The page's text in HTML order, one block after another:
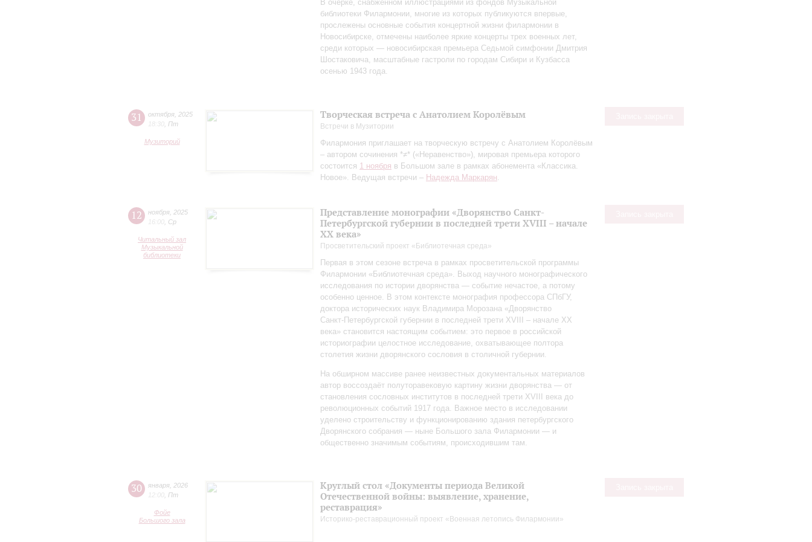
В очерке, снабженном иллюстрациями из фондов Музыкальной
библиотеки Филармонии, многие из которых публикуются впервые,
прослежены основные события концертной жизни филармонии в
Новосибирске, отмечены наиболее яркие концерты трех военных лет,
среди которых — новосибирская премьера Седьмой симфонии Дмитрия
Шостаковича, масштабные гастроли по городам Сибири и Кузбасса
осенью 1943 года.
31 октября 2025
18:30 Пт
Музиторий
Творческая встреча с Анатолием Королёвым
Встречи в Музитории
Филармония приглашает на творческую встречу с Анатолием Королёвым
– автором сочинения *≠* («Неравенство»), мировая премьера которого
состоится 1 ноября в Большом зале в рамках абонемента «Классика.
Новое». Ведущая встречи – Надежда Маркарян
12 ноября 2025
16:00 Ср
Читальный зал
Музыкальной
библиотеки
Представление монографии «Дворянство Санкт-
Петербургской губернии в последней трети XVIII – начале
ХХ века»
Просветительский проект «Библиотечная среда»
Первая в этом сезоне встреча в рамках просветительской программы
Филармонии «Библиотечная среда». Выход научного монографического
исследования по истории дворянства — событие нечастое, а потому
особенно ценное. В этом контексте монография профессора СПбГУ,
доктора исторических наук Владимира Морозана «Дворянство
Санкт‑Петербургской губернии в последней трети XVIII – начале ХХ
века» становится настоящим событием: это первое в российской
историографии целостное исследование, охватывающее полтора
столетия жизни дворянского сословия в столичной губернии.
На обширном массиве ранее неизвестных документальных материалов
автор воссоздаёт полуторавековую картину жизни дворянства — от
становления сословных институтов в последней трети XVIII века до
революционных событий 1917 года. Важное место в исследовании
уделено строительству и функционированию здания петербургского
Дворянского собрания — ныне Большого зала Филармонии — и
общественно значимым событиям, происходившим там.
30 января 2026
12:00 Пт
Фойе
Большого зала
Круглый стол «Документы периода Великой
Отечественной войны: выявление, хранение,
реставрация»
Историко-реставрационный проект «Военная летопись Филармонии»